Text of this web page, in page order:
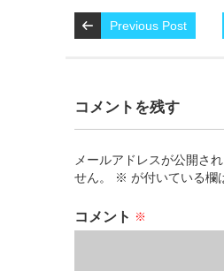
Previous Post
コメントを残す
メールアドレスが公開さ
せん。
※ が付いている欄
コメント ※